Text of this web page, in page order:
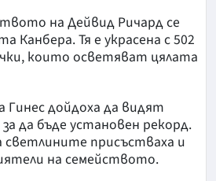
на Дейвид Ричард се
Канбера. Тя е украсена с 502
които осветяват цялата
дойдоха да видят
да бъде установен рекорд.
светлините присъстваха и
на семейството.